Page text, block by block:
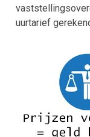
uurtarief